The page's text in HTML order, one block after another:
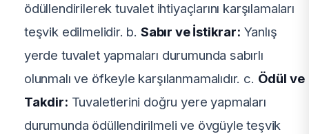
ödüllendirilerek tuvalet ihtiyaçlarını karşılamaları
teşvik edilmelidir. b. Sabır ve İstikrar: Yanlış
yerde tuvalet yapmaları durumunda sabırlı
olunmalı ve öfkeyle karşılanmamalıdır. c. Ödül ve
Takdir: Tuvaletlerini doğru yere yapmaları
durumunda ödüllendirilmeli ve övgüyle teşvik